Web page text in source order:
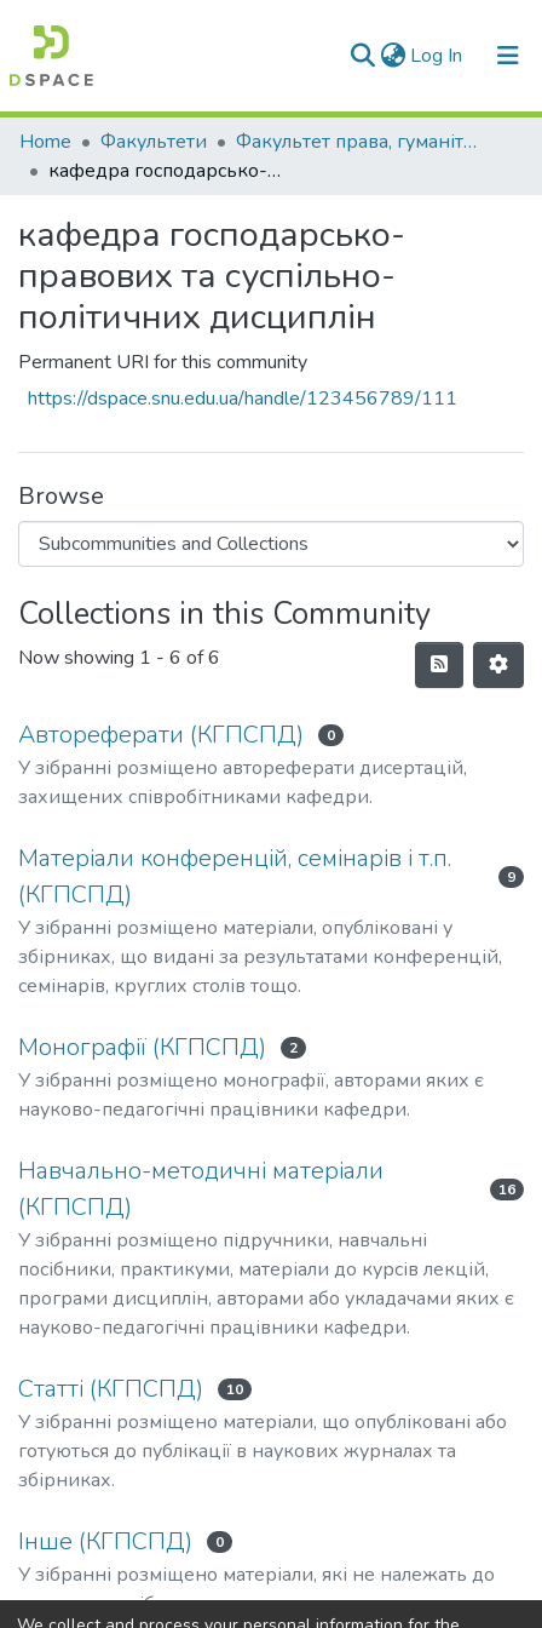
Log In (current)
Communities & Collections
All of DSpace
Statistics
Home Факультети
Факультет права, гуманітарних і соціальних наук
кафедра господарсько-правових та суспільно-політичних дисциплін
кафедра господарсько-
правових та суспільно-
політичних дисциплін
Permanent URI for this community
https://dspace.snu.edu.ua/handle/123456789/111
Browse
Collections in this Community
Now showing 1 - 6 of 6
Автореферати (КГПСПД) 0
У зібранні розміщено автореферати дисертацій,
захищених співробітниками кафедри.
Матеріали конференцій, семінарів і т.п.
(КГПСПД)
9
У зібранні розміщено матеріали, опубліковані у
збірниках, що видані за результатами конференцій,
семінарів, круглих столів тощо.
Монографії (КГПСПД) 2
У зібранні розміщено монографії, авторами яких є
науково-педагогічні працівники кафедри.
Навчально-методичні матеріали
(КГПСПД)
16
У зібранні розміщено підручники, навчальні
посібники, практикуми, матеріали до курсів лекцій,
програми дисциплін, авторами або укладачами яких є
науково-педагогічні працівники кафедри.
Статті (КГПСПД) 10
У зібранні розміщено матеріали, що опубліковані або
готуються до публікації в наукових журналах та
збірниках.
Інше (КГПСПД) 0
У зібранні розміщено матеріали, які не належать до
зазначених зібрань.